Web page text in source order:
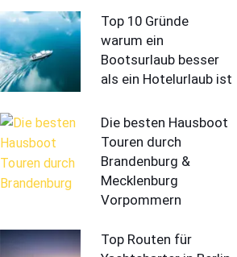
Top 10 Gründe
warum ein
Bootsurlaub besser
als ein Hotelurlaub ist
Die besten Hausboot
Touren durch
Brandenburg &
Mecklenburg
Vorpommern
Top Routen für